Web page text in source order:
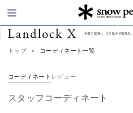
Snow Peak
トップ ＞ コーディネート一覧
コーディネート レビュー
スタッフコーディネート